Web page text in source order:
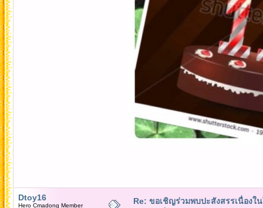
Dtoy16
Hero Cmadong Member Re: ขอเชิญร่วมพบปะสังสรรเนื่องใ